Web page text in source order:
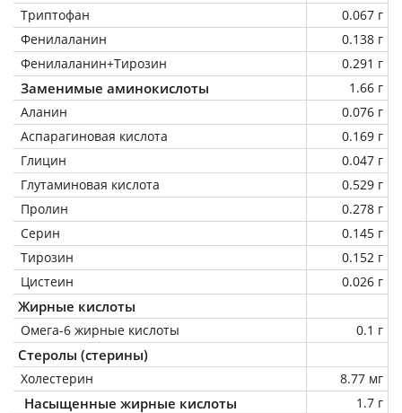
Триптофан
0.067 г
Фенилаланин
0.138 г
Фенилаланин+Тирозин
0.291 г
Заменимые аминокислоты
1.66 г
Аланин
0.076 г
Аспарагиновая кислота
0.169 г
Глицин
0.047 г
Глутаминовая кислота
0.529 г
Пролин
0.278 г
Серин
0.145 г
Тирозин
0.152 г
Цистеин
0.026 г
Жирные кислоты
Омега-6 жирные кислоты 0.1 г
Стеролы (стерины)
Холестерин 8.77 мг
Насыщенные жирные кислоты
1.7 г